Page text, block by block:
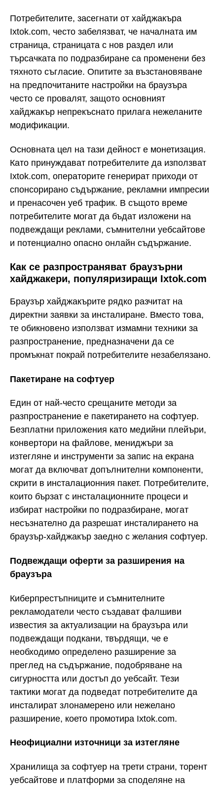
Потребителите, засегнати от хайджакъра
Ixtok.com, често забелязват, че началната им
страница, страницата с нов раздел или
търсачката по подразбиране са променени без
тяхното съгласие. Опитите за възстановяване
на предпочитаните настройки на браузъра
често се провалят, защото основният
хайджакър непрекъснато прилага нежеланите
модификации.
Основната цел на тази дейност е монетизация.
Като принуждават потребителите да използват
Ixtok.com, операторите генерират приходи от
спонсорирано съдържание, рекламни импресии
и пренасочен уеб трафик. В същото време
потребителите могат да бъдат изложени на
подвеждащи реклами, съмнителни уебсайтове
и потенциално опасно онлайн съдържание.
Как се разпространяват браузърни
хайджакери, популяризиращи Ixtok.com
Браузър хайджакърите рядко разчитат на
директни заявки за инсталиране. Вместо това,
те обикновено използват измамни техники за
разпространение, предназначени да се
промъкнат покрай потребителите незабелязано.
Пакетиране на софтуер
Един от най-често срещаните методи за
разпространение е пакетирането на софтуер.
Безплатни приложения като медийни плейъри,
конвертори на файлове, мениджъри за
изтегляне и инструменти за запис на екрана
могат да включват допълнителни компоненти,
скрити в инсталационния пакет. Потребителите,
които бързат с инсталационните процеси и
избират настройки по подразбиране, могат
несъзнателно да разрешат инсталирането на
браузър-хайджакър заедно с желания софтуер.
Подвеждащи оферти за разширения на
браузъра
Киберпрестъпниците и съмнителните
рекламодатели често създават фалшиви
известия за актуализации на браузъра или
подвеждащи подкани, твърдящи, че е
необходимо определено разширение за
преглед на съдържание, подобряване на
сигурността или достъп до уебсайт. Тези
тактики могат да подведат потребителите да
инсталират злонамерено или нежелано
разширение, което промотира Ixtok.com.
Неофициални източници за изтегляне
Хранилища за софтуер на трети страни, торент
уебсайтове и платформи за споделяне на